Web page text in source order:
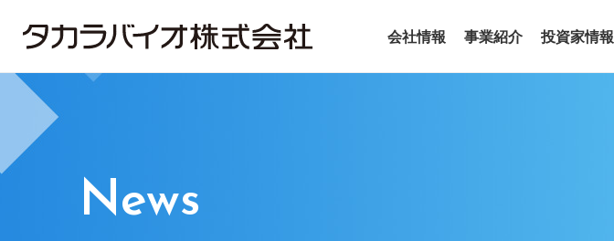
News
ごあいさつ
会社情報
試薬・機器
事業紹介
IRライブラリ
投資家情報
ニュース＆トピックス